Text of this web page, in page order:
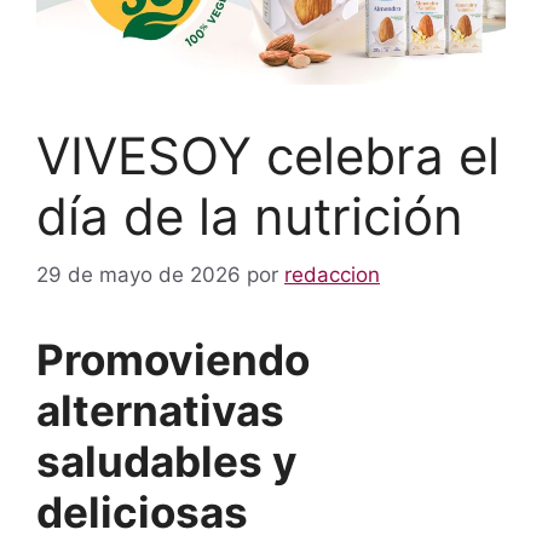
VIVESOY celebra el
día de la nutrición
29 de mayo de 2026 por redaccion
Promoviendo
alternativas
saludables y
deliciosas